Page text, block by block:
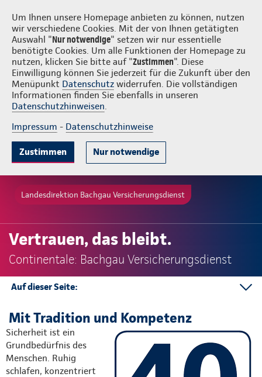
Um Ihnen unsere Homepage anbieten zu können, nutzen
wir verschiedene Cookies. Mit der von Ihnen getätigten
Auswahl "Nur notwendige" setzen wir nur essentielle
benötigte Cookies. Um alle Funktionen der Homepage zu
nutzen, klicken Sie bitte auf "Zustimmen". Diese
Einwilligung können Sie jederzeit für die Zukunft über den
Menüpunkt Datenschutz widerrufen. Die vollständigen
Informationen finden Sie ebenfalls in unseren
Datenschutzhinweisen.
Impressum - Datenschutzhinweise
Zustimmen Nur notwendige
Bachgau Versicherungsdienst Login
Landesdirektion Bachgau Versicherungsdienst
Vertrauen, das bleibt.
Continentale: Bachgau Versicherungsdienst
Auf dieser Seite:
Rundumschutz
Kontakt
Mehr
Mit Tradition und Kompetenz
Sicherheit ist ein
Grundbedürfnis des
Menschen. Ruhig
schlafen, konzentriert